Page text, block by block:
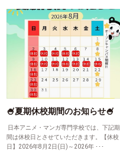
🍧夏期休校期間のお知らせ🍧
日本アニメ・マンガ専門学校では、下記期
間は休校日とさせていただきます。【休校
日】2026年8月2日(日)～2026年 ･･･